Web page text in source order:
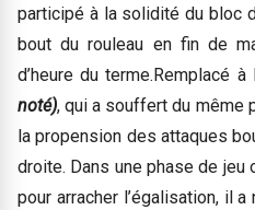
participé à la solidité du bloc
bout du rouleau en fin de
d’heure du terme.Remplacé
noté), qui a souffert du même
la propension des attaques
droite. Dans une phase de jeu
pour arracher l’égalisation, il